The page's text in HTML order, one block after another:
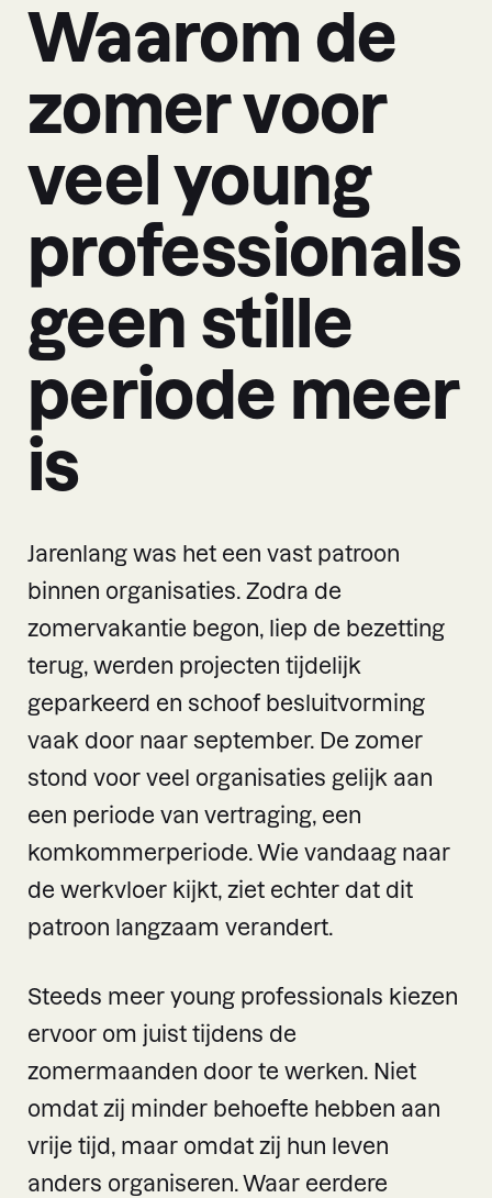
Waarom de
zomer voor
veel young
professionals
geen stille
periode meer
is
Jarenlang was het een vast patroon
binnen organisaties. Zodra de
zomervakantie begon, liep de bezetting
terug, werden projecten tijdelijk
geparkeerd en schoof besluitvorming
vaak door naar september. De zomer
stond voor veel organisaties gelijk aan
een periode van vertraging, een
komkommerperiode. Wie vandaag naar
de werkvloer kijkt, ziet echter dat dit
patroon langzaam verandert.
Steeds meer young professionals kiezen
ervoor om juist tijdens de
zomermaanden door te werken. Niet
omdat zij minder behoefte hebben aan
vrije tijd, maar omdat zij hun leven
anders organiseren. Waar eerdere